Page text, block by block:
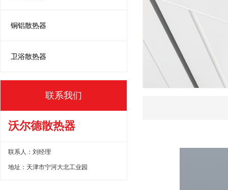
铜铝散热器
卫浴散热器
联系我们
沃尔德散热器
联系人：刘经理
地址：天津市宁河大北工业园